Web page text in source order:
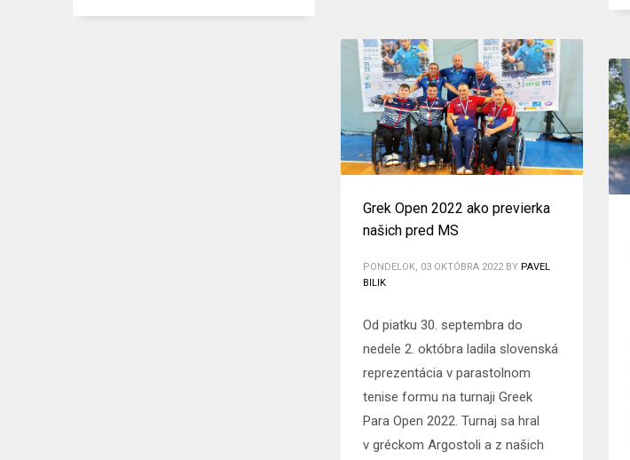
Grek Open 2022 ako previerka
našich pred MS
PONDELOK, 03 OKTÓBRA 2022 BY PAVEL
BILIK
Od piatku 30. septembra do
nedele 2. októbra ladila slovenská
reprezentácia v parastolnom
tenise formu na turnaji Greek
Para Open 2022. Turnaj sa hral
v gréckom Argostoli a z našich